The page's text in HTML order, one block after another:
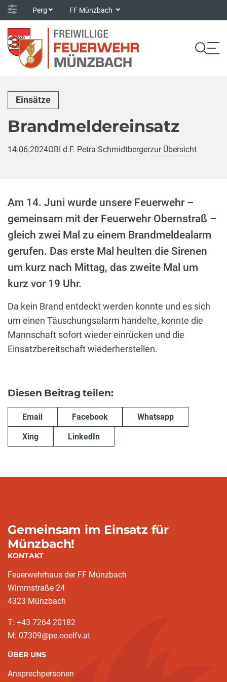
Perg FF Münzbach
Einsätze
Brandmeldereinsatz
14.06.2024OBI d.F. Petra Schmidtbergerzur Übersicht
Am 14. Juni wurde unsere Feuerwehr –
gemeinsam mit der Feuerwehr Obernstraß –
gleich zwei Mal zu einem Brandmeldealarm
gerufen. Das erste Mal heulten die Sirenen
um kurz nach Mittag, das zweite Mal um
kurz vor 19 Uhr.
Da kein Brand entdeckt werden konnte und es sich
um einen Täuschungsalarm handelte, konnte die
Mannschaft sofort wieder einrücken und die
Einsatzbereitschaft wiederherstellen.
Diesen Beitrag teilen:
Email Facebook Whatsapp
Xing LinkedIn
Gemeinsam im Einsatz für
Münzbach!
KONTAKT
Feuerwehrhaus der FF Münzbach
Wimmstraße 24
4323 Münzbach
T: +43 7264 20182
M: 07309@pe.ooelfv.at
ÜBER UNS
Ansprechpersonen